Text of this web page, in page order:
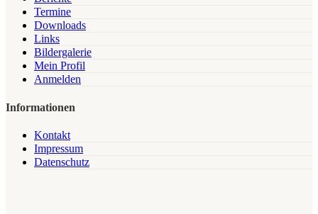
Termine
Downloads
Links
Bildergalerie
Mein Profil
Anmelden
Informationen
Kontakt
Impressum
Datenschutz